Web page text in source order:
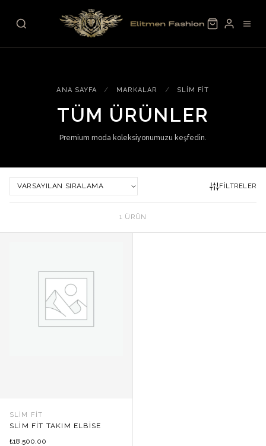
ANA SAYFA / MARKALAR / SLIM FIT
TÜM ÜRÜNLER
Premium moda koleksiyonumuzu keşfedin.
1 ÜRÜN
FILTRELER
SLIM FIT
SLIM FIT TAKIM ELBISE
₺18.500,00